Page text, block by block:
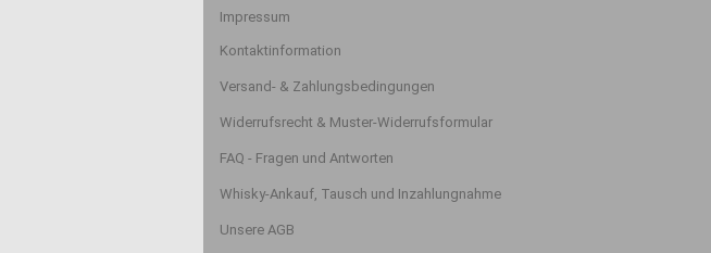
Impressum
Kontaktinformation
Versand- & Zahlungsbedingungen
Widerrufsrecht & Muster-Widerrufsformular
FAQ - Fragen und Antworten
Whisky-Ankauf, Tausch und Inzahlungnahme
Unsere AGB